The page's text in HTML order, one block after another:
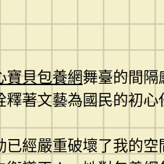
寶貝包養網舞臺的間隔
著文藝為國民的初心
已經嚴重破壞了我的